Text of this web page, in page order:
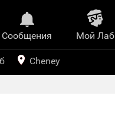
Сообщения
Mой Лаб​
иринт
Cheney